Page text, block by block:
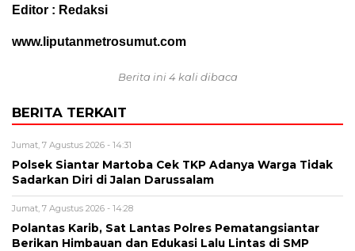
Editor : Redaksi
www.liputanmetrosumut.com
Berita ini 4 kali dibaca
BERITA TERKAIT
Jumat, 7 Agustus 2026 - 14:31
Polsek Siantar Martoba Cek TKP Adanya Warga Tidak
Sadarkan Diri di Jalan Darussalam
Jumat, 7 Agustus 2026 - 14:28
Polantas Karib, Sat Lantas Polres Pematangsiantar
Berikan Himbauan dan Edukasi Lalu Lintas di SMP